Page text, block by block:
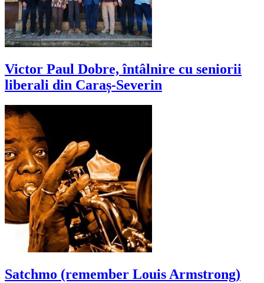
Victor Paul Dobre, întâlnire cu seniorii
liberali din Caraș-Severin
Satchmo (remember Louis Armstrong)